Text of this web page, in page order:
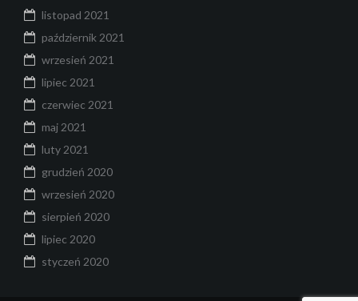
listopad 2021
październik 2021
wrzesień 2021
lipiec 2021
czerwiec 2021
maj 2021
luty 2021
grudzień 2020
wrzesień 2020
sierpień 2020
lipiec 2020
styczeń 2020